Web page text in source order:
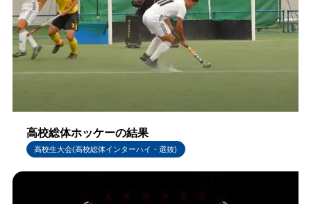
高校総体ホッケーの結果
高校生大会(高校総体インターハイ・選抜)